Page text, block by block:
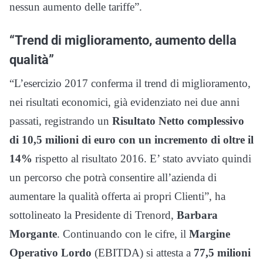
nessun aumento delle tariffe”.
“Trend di miglioramento, aumento della
qualità”
“L’esercizio 2017 conferma il trend di miglioramento,
nei risultati economici, già evidenziato nei due anni
passati, registrando un Risultato Netto complessivo
di 10,5 milioni di euro con un incremento di oltre il
14% rispetto al risultato 2016. E’ stato avviato quindi
un percorso che potrà consentire all’azienda di
aumentare la qualità offerta ai propri Clienti”, ha
sottolineato la Presidente di Trenord, Barbara
Morgante. Continuando con le cifre, il Margine
Operativo Lordo (EBITDA) si attesta a 77,5 milioni